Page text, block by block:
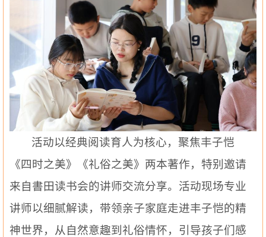
活动以经典阅读育人为核心，聚焦丰子恺
《四时之美》《礼俗之美》两本著作，特别邀请
来自書田读书会的讲师交流分享。活动现场专业
讲师以细腻解读，带领亲子家庭走进丰子恺的精
神世界，从自然意趣到礼俗情怀，引导孩子们感